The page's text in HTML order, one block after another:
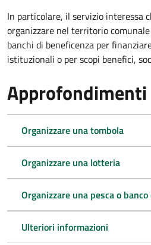
In particolare, il servizio interessa
organizzare nel territorio
banchi di beneficenza per
istituzionali o per scopi benefici,
Approfondimenti
Organizzare una tombola
Organizzare una lotteria
Organizzare una pesca o
Ulteriori informazioni